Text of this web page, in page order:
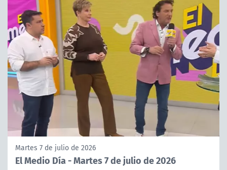
Martes 7 de julio de 2026
El Medio Día - Martes 7 de julio de 2026